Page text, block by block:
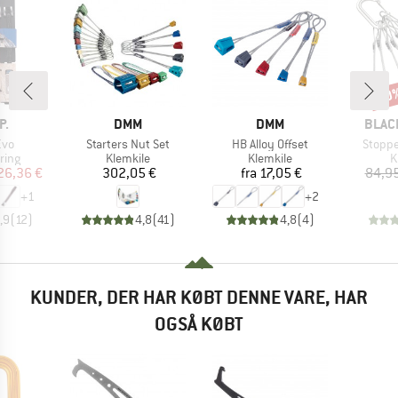
pris
€
+1
( 12)
MÆRKE
DMM
Artikel
Starters Nut Set
Produktgruppe
Klemkile
Pris
302,05 €
4,8(41)
MÆRKE
DMM
Artikel
HB Alloy Offset
Produktgruppe
Klemkile
Pris
fra 17,05 €
+2
4,8(4)
Artikel
KUNDER, DER HAR KØBT DENNE VARE, HAR
OGSÅ KØBT